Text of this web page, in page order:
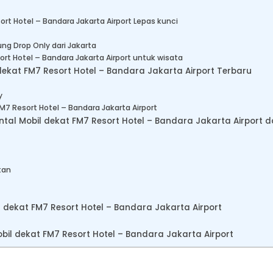
Hotel – Bandara Jakarta Airport Lepas kunci
Drop Only dari Jakarta
Hotel – Bandara Jakarta Airport untuk wisata
FM7 Resort Hotel – Bandara Jakarta Airport Terbaru
Resort Hotel – Bandara Jakarta Airport
Mobil dekat FM7 Resort Hotel – Bandara Jakarta Airport
dekat FM7 Resort Hotel – Bandara Jakarta Airport
dekat FM7 Resort Hotel – Bandara Jakarta Airport